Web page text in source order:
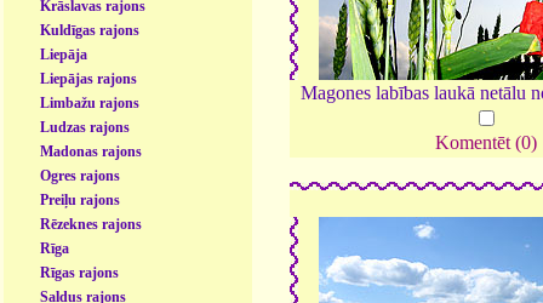
Krāslavas rajons
Kuldīgas rajons
Liepāja
Liepājas rajons
Limbažu rajons
Ludzas rajons
Madonas rajons
Ogres rajons
Preiļu rajons
Rēzeknes rajons
Rīga
Rīgas rajons
Saldus rajons
Magones labības laukā netālu
Komentēt (0)